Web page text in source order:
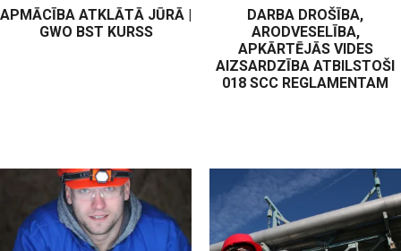
APMĀCĪBA ATKLĀTĀ JŪRĀ |
GWO BST KURSS
DARBA DROŠĪBA,
ARODVESELĪBA,
APKĀRTĒJĀS VIDES
AIZSARDZĪBA ATBILSTOŠI
018 SCC REGLAMENTAM